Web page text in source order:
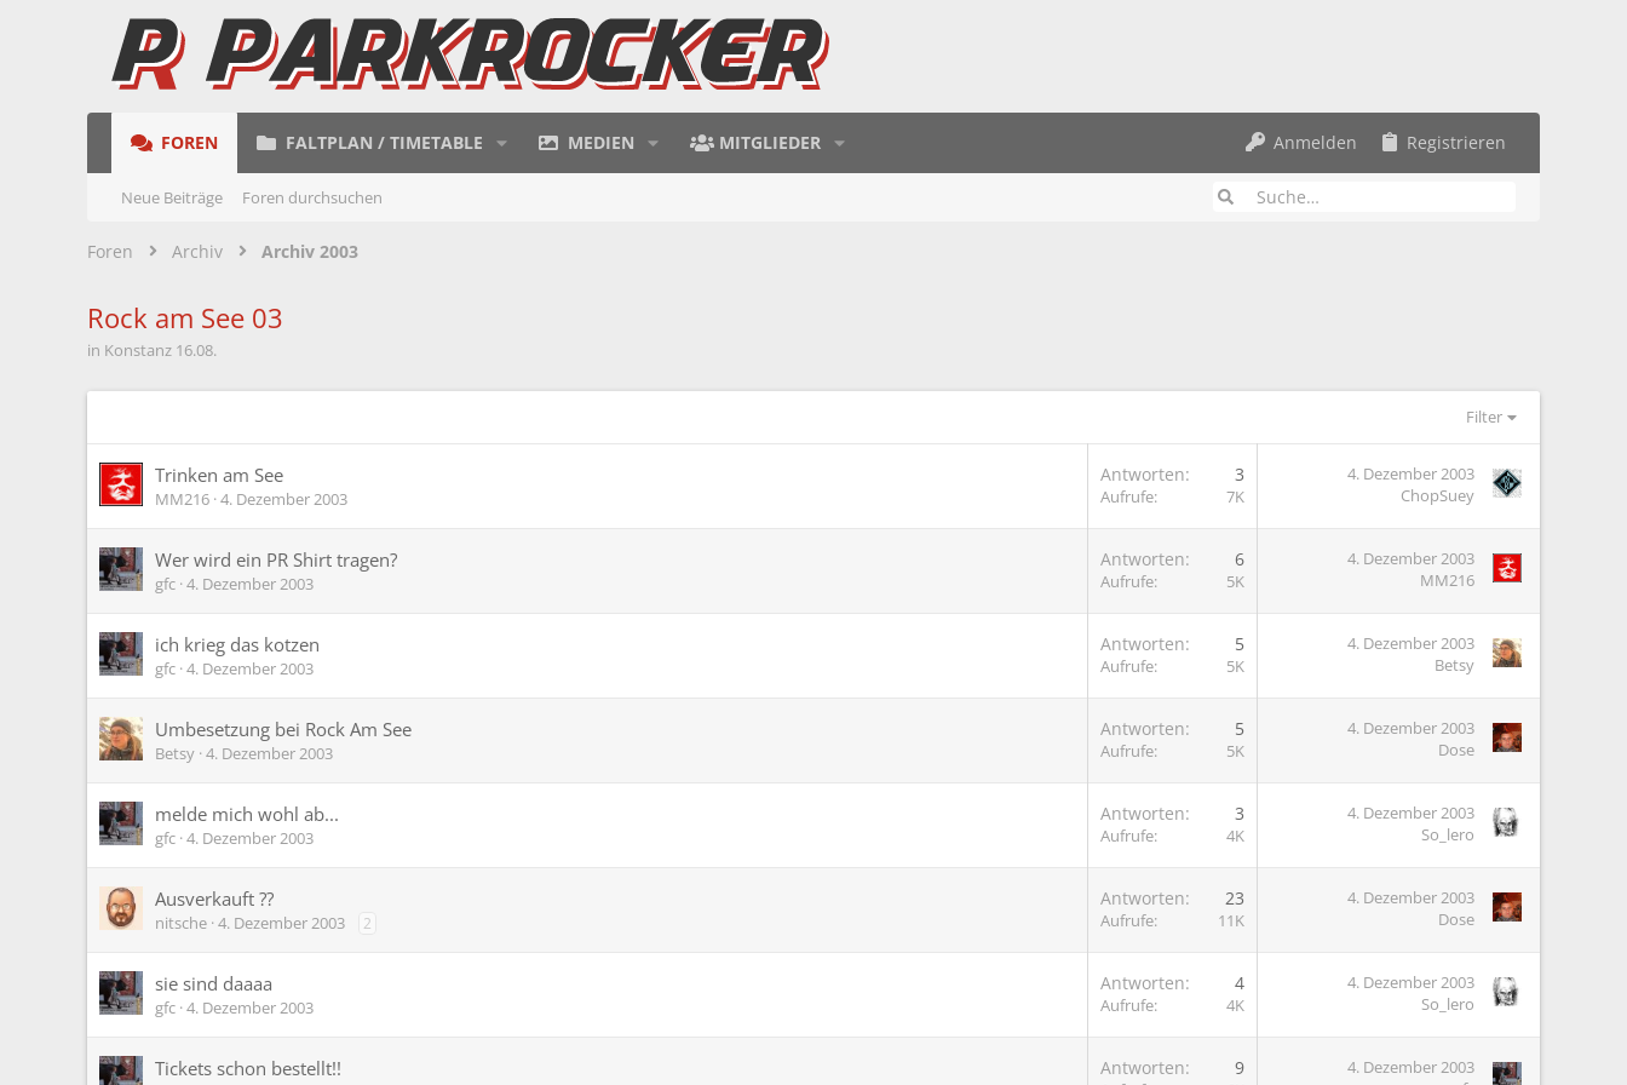
FOREN FALTPLAN / TIMETABLE MEDIEN MITGLIEDER Anmelden Registrieren
Neue Beiträge Foren durchsuchen
Foren Archiv Archiv 2003
Rock am See 03
in Konstanz 16.08.
Filter
Trinken am See
MM216 4. Dezember 2003
Antworten 3
Aufrufe 7K
4. Dezember 2003
ChopSuey
Wer wird ein PR Shirt tragen?
gfc 4. Dezember 2003
Antworten 6
Aufrufe 5K
4. Dezember 2003
MM216
ich krieg das kotzen
gfc 4. Dezember 2003
Antworten 5
Aufrufe 5K
4. Dezember 2003
Betsy
Umbesetzung bei Rock Am See
Betsy 4. Dezember 2003
Antworten 5
Aufrufe 5K
4. Dezember 2003
Dose
melde mich wohl ab...
gfc 4. Dezember 2003
Antworten 3
Aufrufe 4K
4. Dezember 2003
So_lero
Ausverkauft ??
nitsche 4. Dezember 2003 2
Antworten 23
Aufrufe 11K
4. Dezember 2003
Dose
sie sind daaaa
gfc 4. Dezember 2003
Antworten 4
Aufrufe 4K
4. Dezember 2003
So_lero
Tickets schon bestellt!! Antworten 9
4. Dezember 2003